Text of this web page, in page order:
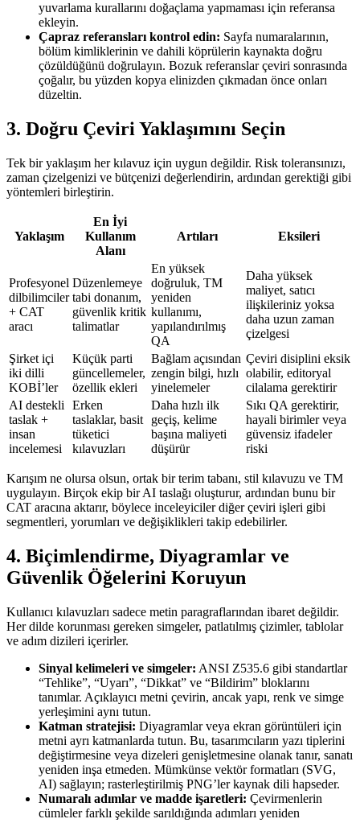
yuvarlama kurallarını doğaçlama yapmaması için referansa
ekleyin.
Çapraz referansları kontrol edin: Sayfa numaralarının,
bölüm kimliklerinin ve dahili köprülerin kaynakta doğru
çözüldüğünü doğrulayın. Bozuk referanslar çeviri sonrasında
çoğalır, bu yüzden kopya elinizden çıkmadan önce onları
düzeltin.
3. Doğru Çeviri Yaklaşımını Seçin
Tek bir yaklaşım her kılavuz için uygun değildir. Risk toleransınızı,
zaman çizelgenizi ve bütçenizi değerlendirin, ardından gerektiği gibi
yöntemleri birleştirin.
Yaklaşım
En İyi
Kullanım
Alanı
Artıları Eksileri
Profesyonel
dilbilimciler
+ CAT
aracı
Düzenlemeye
tabi donanım,
güvenlik kritik
talimatlar
En yüksek
doğruluk, TM
yeniden
kullanımı,
yapılandırılmış
QA
Daha yüksek
maliyet, satıcı
ilişkileriniz yoksa
daha uzun zaman
çizelgesi
Şirket içi
iki dilli
KOBİ’ler
Küçük parti
güncellemeler,
özellik ekleri
Bağlam açısından
zengin bilgi, hızlı
yinelemeler
Çeviri disiplini eksik
olabilir, editoryal
cilalama gerektirir
AI destekli
taslak +
insan
incelemesi
Erken
taslaklar, basit
tüketici
kılavuzları
Daha hızlı ilk
geçiş, kelime
başına maliyeti
düşürür
Sıkı QA gerektirir,
hayali birimler veya
güvensiz ifadeler
riski
Karışım ne olursa olsun, ortak bir terim tabanı, stil kılavuzu ve TM
uygulayın. Birçok ekip bir AI taslağı oluşturur, ardından bunu bir
CAT aracına aktarır, böylece inceleyiciler diğer çeviri işleri gibi
segmentleri, yorumları ve değişiklikleri takip edebilirler.
4. Biçimlendirme, Diyagramlar ve
Güvenlik Öğelerini Koruyun
Kullanıcı kılavuzları sadece metin paragraflarından ibaret değildir.
Her dilde korunması gereken simgeler, patlatılmış çizimler, tablolar
ve adım dizileri içerirler.
Sinyal kelimeleri ve simgeler: ANSI Z535.6 gibi standartlar
“Tehlike”, “Uyarı”, “Dikkat” ve “Bildirim” bloklarını
tanımlar. Açıklayıcı metni çevirin, ancak yapı, renk ve simge
yerleşimini aynı tutun.
Katman stratejisi: Diyagramlar veya ekran görüntüleri için
metni ayrı katmanlarda tutun. Bu, tasarımcıların yazı tiplerini
değiştirmesine veya dizeleri genişletmesine olanak tanır, sanatı
yeniden inşa etmeden. Mümkünse vektör formatları (SVG,
AI) sağlayın; rasterleştirilmiş PNG’ler kaynak dili hapseder.
Numaralı adımlar ve madde işaretleri: Çevirmenlerin
cümleler farklı şekilde sarıldığında adımları yeniden